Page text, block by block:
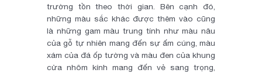
trường tồn theo thời gian. Bên cạnh đó,
những màu sắc khác được thêm vào cũng
là những gam màu trung tính như màu nâu
của gỗ tự nhiên mang đến sự ấm cúng, màu
xám của đá ốp tường và màu đen của khung
cửa nhôm kính mang đến vẻ sang trọng,